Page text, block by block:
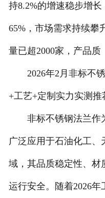
持8.2%的增速稳步增
65%，市场需求持续攀
量已超2000家，产品质
2026年2月非标不锈
+工艺+定制实力实测
非标不锈钢法兰作为
广泛应用于石油化工
域，其品质稳定性、材
运行安全。随着2026